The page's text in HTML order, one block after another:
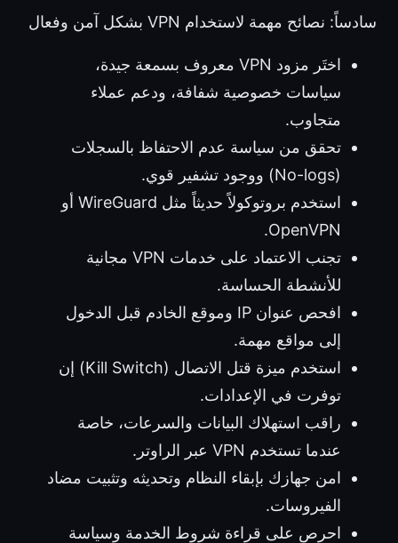
سادساً: نصائح مهمة لاستخدام VPN بشكل آمن وفعال
اختَر مزود VPN معروف بسمعة جيدة،
سياسات خصوصية شفافة، ودعم عملاء
متجاوب.
تحقق من سياسة عدم الاحتفاظ بالسجلات
(No-logs) ووجود تشفير قوي.
استخدم بروتوكولاً حديثاً مثل WireGuard أو
OpenVPN.
تجنب الاعتماد على خدمات VPN مجانية
للأنشطة الحساسة.
افحص عنوان IP وموقع الخادم قبل الدخول
إلى مواقع مهمة.
استخدم ميزة قتل الاتصال (Kill Switch) إن
توفرت في الإعدادات.
راقب استهلاك البيانات والسرعات، خاصة
عندما تستخدم VPN عبر الراوتر.
امن جهازك بإبقاء النظام وتحديثه وتثبيت مضاد
الفيروسات.
احرص على قراءة شروط الخدمة وسياسة